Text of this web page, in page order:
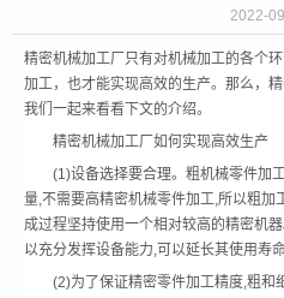
2022-
精密机械加工厂只有对机械加工的各个
加工，也才能实现高效的生产。那么，
我们一起来看看下文的介绍。
精密机械加工厂如何实现高效生产
(1)设备选择要合理。粗机械零件加
量,不需要高精密机械零件加工,所以粗加
成过程坚持使用一个相对较高的精密机
以充分发挥设备能力,可以延长其使用寿
(2)为了保证精密零件加工精度,粗和